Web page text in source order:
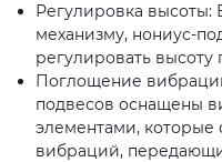
Регулировка высоты:
механизму, нониус-
регулировать высоту
Поглощение
подвесов оснащены
элементами,
вибраций,